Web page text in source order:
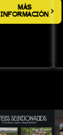
MÁS
INFORMACIÓN